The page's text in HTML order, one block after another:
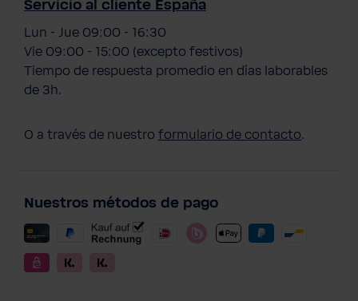
Servicio al cliente España
Lun - Jue 09:00 - 16:30
Vie 09:00 - 15:00 (excepto festivos)
Tiempo de respuesta promedio en días laborables
de 3h.
O a través de nuestro formulario de contacto.
Nuestros métodos de pago